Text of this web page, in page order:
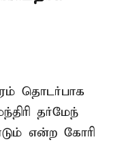
தொடர்பாக
தர்மேந்
என்ற கோரி